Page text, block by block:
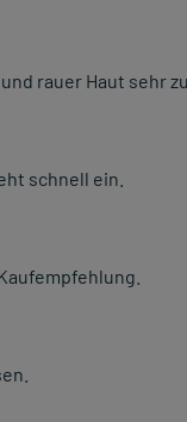
rauer Haut sehr
schnell ein.